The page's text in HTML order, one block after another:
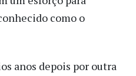
como o
anos depois por outra